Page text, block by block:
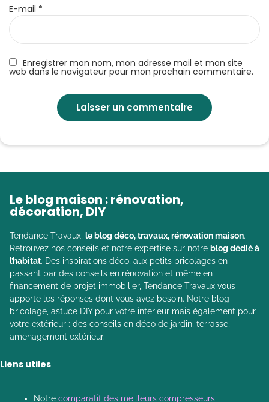
Enregistrer mon nom, mon adresse mail et mon site
web dans le navigateur pour mon prochain commentaire.
E-mail *
Le blog maison : rénovation,
décoration, DIY
Tendance Travaux, le blog déco, travaux, rénovation maison.
Retrouvez nos conseils et notre expertise sur notre blog dédié à
l’habitat. Des inspirations déco, aux petits bricolages en
passant par des conseils en rénovation et même en
financement de projet immobilier, Tendance Travaux vous
apporte les réponses dont vous avez besoin. Notre blog
bricolage, astuce DIY pour votre intérieur mais également pour
votre extérieur : des conseils en déco de jardin, terrasse,
aménagement extérieur.
Liens utiles
Notre comparatif des meilleurs compresseurs